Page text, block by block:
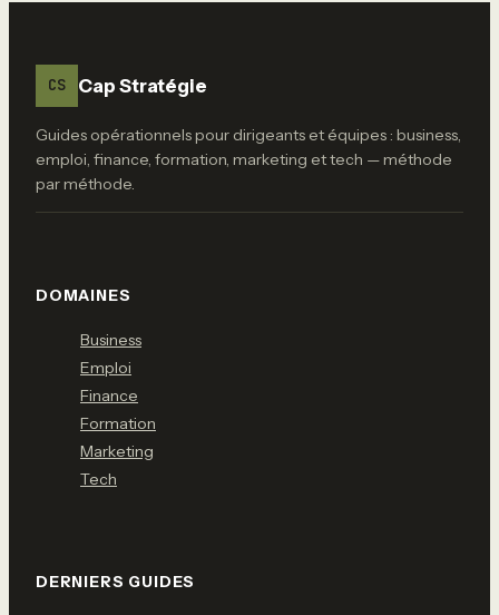
son rendement
CS Cap Stratégie
Guides opérationnels pour dirigeants et équipes : business,
emploi, finance, formation, marketing et tech — méthode
par méthode.
DOMAINES
Business
Emploi
Finance
Formation
Marketing
Tech
DERNIERS GUIDES